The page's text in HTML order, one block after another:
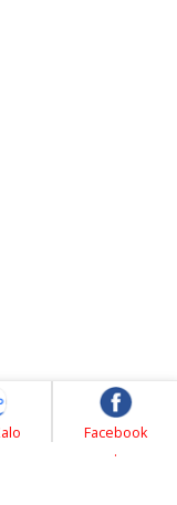
Facebook
.